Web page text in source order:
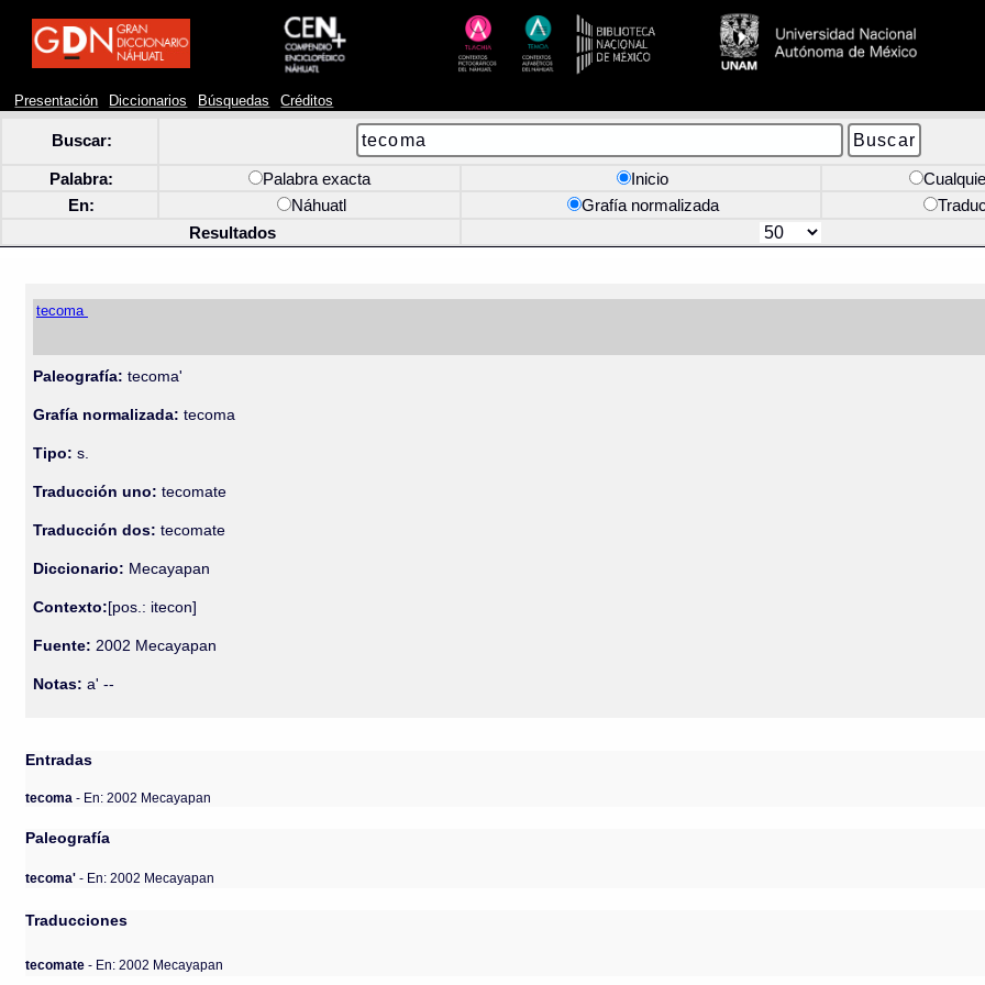
Presentación Diccionarios Búsquedas Créditos
Buscar:
Palabra: Palabra exacta Inicio
En:
Náhuatl Grafía normalizada
Resultados
tecoma
Paleografía: tecoma'
Grafía normalizada: tecoma
Tipo: s.
Traducción uno: tecomate
Traducción dos: tecomate
Diccionario: Mecayapan
Contexto:[pos.: itecon]
Fuente: 2002 Mecayapan
Notas: a' --
Entradas
tecoma- En: 2002 Mecayapan
Paleografía
tecoma' - En: 2002 Mecayapan
Traducciones
tecomate - En: 2002 Mecayapan